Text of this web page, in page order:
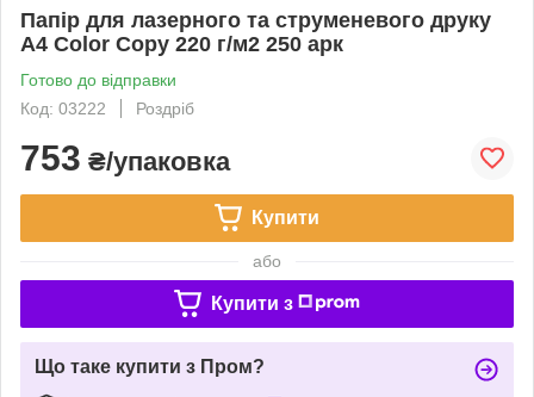
Папір для лазерного та струменевого друку
А4 Color Copy 220 г/м2 250 арк
Готово до відправки
Код: 03222
Роздріб
753 ₴/упаковка
Купити
або
Купити з
Що таке купити з Пром?